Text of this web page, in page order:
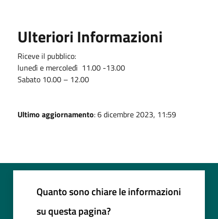
Ulteriori Informazioni
Riceve il pubblico:
lunedì e mercoledì 11.00 -13.00
Sabato 10.00 – 12.00
Ultimo aggiornamento: 6 dicembre 2023, 11:59
Quanto sono chiare le informazioni
su questa pagina?